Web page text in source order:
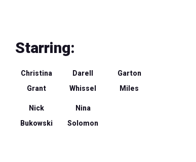
Starring:
Christina
Grant
Darell
Whissel
Garton
Miles
Nick
Bukowski
Nina
Solomon